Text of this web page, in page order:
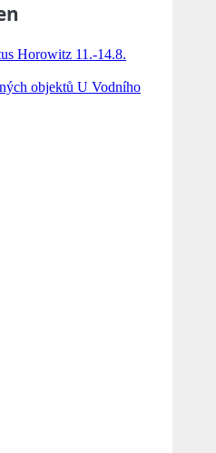
Horowitz 11.-14.8.
objektů U Vodního